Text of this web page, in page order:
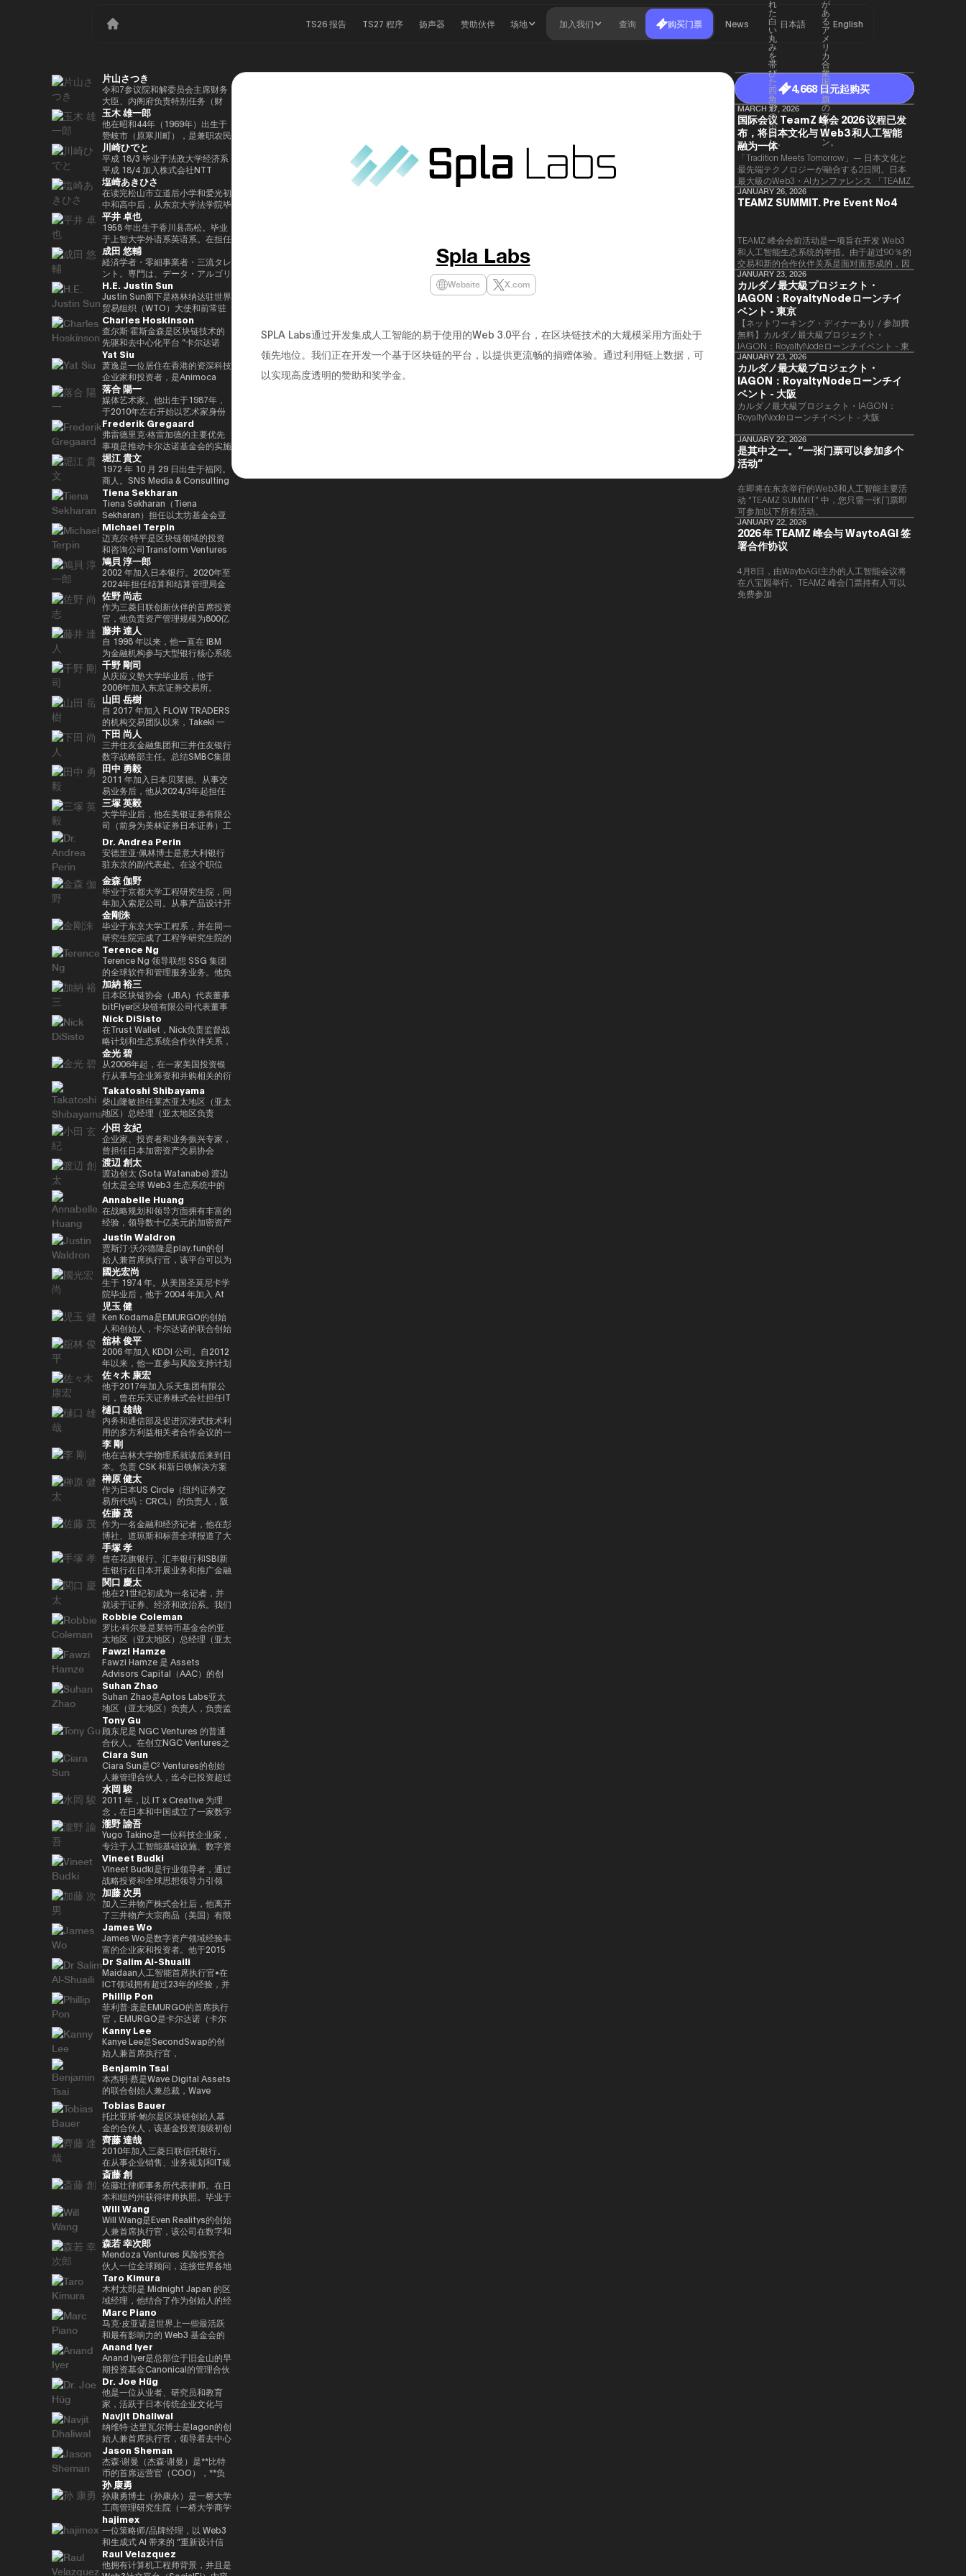
TS26 报告 TS27 程序 扬声器 赞助伙伴 场地 加入我们 查询 购买门票 News 日本語 English
片山さつき
令和7参议院和解委员会主席财务
大臣、内阁府负责特别任务（财
政）税收特别措施和补贴审查的部
长（高志内阁）
玉木 雄一郎
他在昭和44年（1969年）出生于
赞岐市（原寒川町），是兼职农民
的长子，他于昭和63（1988）毕
业于高松高中，平成5年（1993
年）毕业于东京大学法学院，同年
加入财政部 ※1 平成9年（1997
年），在平成完成哈佛大学研究生
院（肯尼迪学院）Isei
17（2005），正在竞选第 44 届
众议院选举。在获得70,177张选
票但以浪人身份失败了4年之后，
他在第45届众议院选举中获得了
109,863张选票，在平成
24（2012）第46届众议院选举中
获得79,153张选票，赢得第二个
任期，在平成26（2014）第47届
众议院选举中获得78,797张选
票，并在平成28（2016）民主党
竞选第三个任期进步党代表选举。
他被任命为该党代理秘书长，在平
成29年（2017年）的第48届众议
院选举中获得82,345张选票，并
当选第四任期（由香川县第二区希
望党正式批准），并竞选希望党联
合代表选举。希望党代表（11
月-）平成30年（2018年）全国民
主党联合代表（5月至9月）全国
民主党代表（9月〜）新国民民主
党通过令和2（2020）支部党成立
并成为代表（9月）（9月），在
令和3（2021）第49届众议院选
举的第49届众议院选举中获得
94,530张选票，当选为众议员到
目前为止，第 5 学期
2025.05.01。8月财政部（现为财
务部）在职1997/7至1999/6借调
至外务省（中东第一司）
20007/2001/6 金融厅证券交易监
督委员会 2001/7 至 2002/6 国税
厅大阪国税局总务科科长 2002/7
至 2005/6（负责特别任务的部长
官专家）2005/7 至 2005/8 财政
部首席审计局
川崎ひでと
平成 18/3 毕业于法政大学经济系
平成 18/4 加入株式会社NTT
DOCOMO 平成 29/8 众议院议员
川崎二郎秘书 玲和 3/10 在第 49
届众议院大选中首次当选 玲和
6/10 在第50届众议院大选中连任
玲和 6/11 内务通信国会副大臣
（第二届石原内阁） Reiwa 7/10
数字部长议会副部长、内阁府议会
副部长（第一届高中内阁） 玲和
8/2 数字部长议会副部长、内阁府
议会副部长（第二届高中内阁）
塩崎あきひさ
在读完松山市立道后小学和爱光初
中和高中后，从东京大学法学院毕
业后，他是长岛/小野/常松律师事
务所的合伙人律师。2021年，他
在众议院大选（爱媛县第一区）中
首次当选。前国会卫生、劳工和福
利部副部长。在党内，在经历过副
秘书长的经历后，他成为国会对策
委员会副主席。情报战略部、科
学、技术和创新战略部以及
AI/Web3小组委员会的秘书负责
人。
平井 卓也
1958 年出生于香川县高松。毕业
于上智大学外语系英语系。在担任
电通株式会社、西日本广播公司等
公司的总裁兼代表董事后，他在
2000年的第42届众议院选举中首
次当选。从那时起，他已经连续
10次当选。他先后担任过自民党
经济、工业和总务部主席、政治事
务研究委员会副主席、内阁府（负
责信息技术）大臣、国土、基础设
施、运输和旅游、内阁常务委员会
主席等职务，并以自民党信息技术
战略和特别任务委员会主席的身份
领导自民党的信息技术政策。平成
30/10年第四届安倍改组内阁中任
命了信息技术大臣和负责特殊任务
（科学和技术/知识产权战略/酷日
本战略/太空政策）的部长。负责
数字改革的部长在Reiwa 2的须贺
内阁中就职。第一任数字事务部长
在Reiwa 3就职。现任自民党公共
关系部主任兼数字社会促进部经
理。
成田 悠輔
経済学者・零細事業者・三流タレ
ント。専門は、データ・アルゴリ
ズム・ポエム・思想を組み合わせ
たビジネスと公共政策の想像とデ
ザイン。多分野の学術誌・学会に
研究を発表、多くの企業や自治体
と共同事業を行う。報道・討論・
お笑い・アート・ファッションな
ど多様な動画や雑誌の企画や出演
にも関わる。著書『22世紀の資
本主義：やがてお金は絶滅する』
『22世紀の民主主義：選挙はア
ルゴリズムになり、政治家はネコ
になる』、番組「成田悠輔と愛す
べき非生産性の世界」「夜明け前
のPLAYERS」「成田悠輔の聞か
れちゃいけない話」「walk」
「書く気がおきない」など。
H.E. Justin Sun
Justin Sun阁下是格林纳达驻世界
贸易组织（WTO）大使和前常驻
代表，世界领先的区块链和
DAOTRON的创始人，以及全球
最大的加密货币交易所之一HTX的
顾问。 他也被称为阿里巴巴创始
人马云培育的人，成为 2025/4 年
全球数字资产行业最著名和最有影
响力的人物之一，登上了《福布
斯》杂志的封面。 此外，它在国
际上获得了高度赞誉，例如多次入
选福布斯 “30岁以下30人（消费技
术部门）”。 2025/8 年，我登上
了 “蓝色起源 NS-34” 任务，并作
为世界上第 712 位宇航员前往太
空。 他的兴趣涵盖科技、投资、
艺术、慈善、游戏和太空探索。
Charles Hoskinson
查尔斯·霍斯金森是区块链技术的
先驱和去中心化平台 “卡尔达诺
（卡尔达诺）” 的创始人。他最初
是以太坊的联合创始人之一，在数
学逻辑和密码学方面有着深厚的背
景。卡尔达诺的特点是在学术研究
和同行评审的基础上开发的，旨在
促进金融普惠和智能合约。目前，
他以输入输出全球（IOG）首席执
行官的身份领导卡尔达诺的技术开
发。
Yat Siu
萧逸是一位居住在香港的资深科技
企业家和投资者，是Animoca
Brands的联合创始人兼执行主
席。Animoca Brands是区块链和
游戏领域的全球领导者，其使命是
为全球游戏玩家和互联网用户提供
数字产权。通过这样做，我们的目
标是实现一个更公平的数字框架，
这将有助于建立新的资产类别、边
玩边赚的经济和开放的元宇宙。
Yat 于 1990 年在德国雅达利开始
了他的职业生涯。1995年，他移
居香港，创立了香港
Cybercity/Freenation，这是亚
洲第一个免费网页和免费电子邮件
服务提供商。1998 年，他创立了
Outblaze，该公司被公认为多语
言白标网络服务的先驱。
Outblaze的消息业务于2009年被
出售给了IBM，然后Outblaze转
变为孵化器，旨在促进在数字娱乐
领域开发服务和产品的项目和公
司。Animoca Brands就是这样一
家孵化公司，它成立于2014年。
2017 年，我们建立了道尔顿学习
实验室，这是一个课后数字实验
室，旨在培养发散思维和设计思维
等技能，而这些技能在传统教育体
系中并不受到重视。他还是
ThinkBlaze的创始人，
ThinkBlaze是Outblaze的研究部
门，负责研究技术中具有社会意义
的问题。自2018年以来，Yat一直
是游戏行业使用区块链和NFT（不
可替代代币）的早期支持者。人们
认为，这将使游戏玩家能够真正拥
有游戏中的资产和数据，进而拥有
价值本身。Yat 对去中心化应用程
序和数字资产的潜力有了清晰的认
识，很快带领 Animoca Brands
在区块链、游戏、NFT 和开放的
元宇宙中占据了领导地位。
Animoca Brands已经开发了多个
以NFT为中心的子公司和产品组，
还投资了540多家区块链相关公
司，以建立世界上最大的区块链投
资组合之一。迄今为止，Yat先生
获得了许多荣誉，并被世界经济论
坛选为 “明日全球领袖” 之一，在
DHL/SCMP大奖中被选为 “年度青
年企业家”，并被Cointelegraph
评选为 “区块链行业值得关注的
100位人物”。此外，Yat先生是一
位接受过古典音乐正规培训的音乐
家，曾担任BAFTA（英国电影电
视艺术学院）的顾问委员会成员和
亚洲青年管弦乐团的董事会成员。
如有必要，可以准备更自然、更精
致的日语版本来介绍演讲者。
落合 陽一
媒体艺术家。他出生于1987年，
于2010年左右开始以艺术家身份
工作。她的作品以物化、转型和对
边界地区群众的钦佩为主题。筑波
大学/东京大学副教授，2025年日
本国际博览会（大阪/关西世博
会）主题项目制作人。写真集《渴
望弥撒（2019年阿曼那）》和
NFT作品《波浪的再数字化
（2021年基金会）》等获得了
2016年PrixarElectronica荣誉
奖、欧盟的StartsPrize和2019年
SXSWCreative
ExperienceArrowardsCreative
ExperienceArrowards。《阿波
罗》杂志40岁以下40位艺术与科
技，亚洲数字艺术奖卓越奖，以及
日本媒体艺术节艺术部评审委员会
推荐的许多作品。
Frederik Gregaard
弗雷德里克·格雷加德的主要优先
事项是推动卡尔达诺基金会的实施
战略，领导每项使命的整合和执
行，并实现快速价值创造，以使用
卡尔达诺实现包容性和公平的增
长。在加入基金会之前，他在瑞士
和斯堪的纳维亚国家工作了17年
以上，在专业服务和金融行业工
作，专注于资本市场、数字资产管
理、私人银行和交易基础设施。
堀江 貴文
1972 年 10 月 29 日出生于福冈。
商人。SNS Media & Consulting
Co., Ltd. 的创始人目前，他们活
跃于火箭开发、应用生产以及作为
预防医学促进协会对人们进行预防
医学教育等各个领域。会员制在线
沙龙 “堀江隆文创新大学（HIU）”
正在开发各种项目，拥有近700名
会员。
http://salon.horiemon.com 这
本书《如果你花钱，就用它来保护
自己的身体》。“CHATGPT 与
“没有未来工作的人”、“2035 年日
本堀右卫门在 10 年后对未来的完
整预测” 等
Tiena Sekharan
Tiena Sekharan（Tiena
Sekharan）担任以太坊基金会亚
太地区（APAC）地区机构负责
人，并通过促进企业领域的采用来
领导以太坊生态系统的发展。他的
职业生涯始于传统金融行业，曾担
任雷曼兄弟、法国巴黎银行和摩根
大通等重要职位。在加入以太坊基
金会之前，我属于摩根大通的区块
链部门KineXYS，负责推广摩根大
通硬币和代币化存款等产品。
Michael Terpin
迈克尔·特平是区块链领域的投资
和咨询公司Transform Ventures
的创始人兼首席执行官，同时也是
Supercycle Genesis Partners,
LP的首席执行官兼首席投资官
（CIO）。该基金是世界上第一个
专门研究比特币的算法加密资产对
冲基金，它建立了一个投资假设，
即比特币每个周期都以高价出售，
并以最低价格回购更多比特币。
Turpin是一位经验丰富的高管，作
为连续创业者和投资者活跃了超过
35年，并成功退出多次。基于这
一往绩，成立了位于波多黎各的家
族办公室Transform Capital。他
也被称为比特币的早期投资者和思
想领袖（思想领袖），他参与了包
括以太坊和泰达币在内的重大区块
链项目的初始营销和咨询。由于这
些成就，它被CNBC称为 “加密教
父（加密教父）”。BitAngels 于
2013 年共同创立，BitAngels
Fund 1 于 2014 年共同创立。该
基金以以太坊众筹中以每枚代币
30美分的价格投资100万美元而闻
名。图尔平也是2015年开发了 “比
特币四季模型（比特币的四季）”
的人，他于2024年由天马出版社
出版的《比特币超级周期》一书获
得了高度赞誉，并因准确预测
2024/11年初比特币的历史高点更
新而受到关注。在进入数字资产领
域之前，他创立了Market
Wire（现为GlobeNewsWire）。
该公司目前是阿波罗环球管理旗下
的一个业务部门，规模约为5亿美
元。此外，作为消费互联网早期营
销的先驱，他参与了数十个著名互
联网品牌的发展，首先是The
Motley Fool、America Online
Greenhouse和Earthlink的推出。
作为教育背景，她获得了纽约州立
大学布法罗分校的创意写作硕士学
位。他获得了雪城大学的两个学士
学位，自2000年以来，他还曾在
同一所大学担任著名的纽豪斯公共
传播学院的顾问委员会成员。此
外，Turpin被认为是波多黎各比特
币和加密资产社区的先驱，并于
2016年初获得了该领域的第一份
投资者优惠认证（《投资者法
令》）。
鳩貝 淳一郎
2002 年加入日本银行。2020年至
2024年担任结算和结算管理局金
融科技小组负责人。2024-2025
年，金融科技中心副主任兼数字货
币验证组负责人。他从 2025/7 年
起被借调，目前担任现任职务。自
2025/4以来，他一直是东京大学
经济学研究生院CARF的受邀研究
员。翻译内容包括 “比特币和区块
链：支持加密货币的技术”（NTT
Publishing）和 “掌握以太坊——
构建智能合约和去中心化应用程
序”（O'Reilly Japan）。合著了
《Web3的未解决问题》（日经英
国石油公司）和《13人对Web3加
密资产的未来预测》（朝日新闻出
版社）。
佐野 尚志
作为三菱日联创新伙伴的首席投资
官，他负责资产管理规模为800亿
日元的基金中的创业投资和业务发
展，主要是在日本、美国和亚洲。
在加入MUIP之前，他曾在独立风
险投资公司Global Brain参与国内
和国际创业投资和CVC管理。在
此之前，他在索尼担任品类经理，
经营海外业务，负责为技术投资和
合资设立以及零售能源业务等新业
务项目提供资金。
藤井 達人
自 1998 年以来，他一直在 IBM
为金融机构参与大型银行核心系统
开发和咨询服务。在微软工作后，
他参与了三菱日联金融集团的创新
业务并领导了DX项目。在AU
Financial Holdings担任执行官、
首席数字官和IT总经理以及微软的
业务执行官兼金融创新部门经理之
后，他目前担任现任职务。通用公
司协会 FINOVATORS 成立。
2021年被任命为日本区块链协会
理事。毕业于同志社大学，在东京
大学完成了第17次EMP。
千野 剛司
从庆应义塾大学毕业后，他于
2006年加入东京证券交易所。
2008年金融危机后，他参与了债
务违约管理流程改进项目，领导了
日本证券清算组织的场外衍生品
（信用违约互换和利率互换）结算
项目，并负责日本交易所集团清算
结算领域的业务规划。自2016年
以来，我一直在PWCJapan首席
执行官办公室（企业规划）支持领
导团队的战略讨论。2018/7年，
他加入了运营全球加密资产交易所
Kraken的Payward, Inc.（美
国），并为金融服务局的注册做出
了贡献。从2020/3年起，他就任
公司在日本的代表。2022/7 年，
他就任币安驻日本代表。完成了牛
津大学工商管理硕士（MBA）学
位。
山田 岳樹
自 2017 年加入 FLOW TRADERS
的机构交易团队以来，Takeki 一
直为机构投资者提供流动性服务，
通过大宗交易覆盖包括 ETF、国
际债券及数字资产在内的多种资产
类别，工作地点涵盖新加坡及香
港。 他同时负责日本业务的整体
发展，与日本国内的机构投资者、
ETF 发行方、交易平台、证券交
易所以及加密资产交易所保持密切
合作。 FLOW TRADERS 已连续
多年获得东京证券交易所颁发的
“最佳做市商”奖项。作为一家上市
公司，FLOW TRADERS 亦积极参
与包括现货加密资产及加密资产
ETF 在内的数字资产流动性提
供，致力于连接传统金融与数字资
产行业。
下田 尚人
三井住友金融集团和三井住友银行
数字战略部主任。总结SMBC集团
在数字资产方面的工作。日本银行
结算与结算服务局顾问，任期至
2025/6。结算与结算管理局利用
新技术（Project Agora等）参与
规划和推广先进的结算项目，以及
关于人工智能对金融系统的影响的
国际研究。他还参与了各种国际政
策讨论机构，例如国际清算银行结
算市场基础设施委员会
（CPMI）、七国集团数字支付专
家组（2023年联席主席）、金融
稳定委员会（FSB）创新网络和
BIS/中央银行CBDC小组。在日本
银行，他还先后担任过长崎分行经
理、香港办事处经理、金融机构局
国际科科长（负责巴塞尔监管）、
国际局规划师等职务。在财务省，
他作为国际组织司的规划官负责国
际金融（FATF、FSB等）。毕业
于一桥大学法学院。我在哈佛大学
攻读了计算机科学专业 AI。
田中 勇毅
2011 年加入日本贝莱德。从事交
易业务后，他从2024/3年起担任
贝莱德全球市场经理，负责监督交
易、证券借贷和现金管理。他还曾
在日本的数字战略领域工作。自
2025 年 1 月起，他还担任全球产
品解决方案部，负责监督同一部门
的过渡管理。
三塚 英毅
大学毕业后，他在美银证券有限公
司（前身为美林证券日本证券）工
作，在法国巴黎银行证券有限公司
担任多个职位后，他成为全球市场
管理部的首席运营官。在Web3公
司Animoca Brands Co., Ltd.成
立时担任首席运营官后，他自
2024/3年以来一直担任现任职
务。
Dr. Andrea Perin
安德里亚·佩林博士是意大利银行
驻东京的副代表处。在这个职位
上，我负责日本、韩国、台湾、澳
大利亚和新西兰的经济政策讨论和
宏观经济和金融趋势的分析。我们
还努力通过与当地金融和监管机
构、机构投资者和商界的对话，增
进对意大利经济的理解，进一步加
强两国之间的经济和金融关系。他
在中央银行、银行监管机构以及包
括欧洲中央银行（ECB）和欧洲投
资银行（EIB）在内的国际金融机
构拥有超过15年的经验，在金融
监管、治理和合规方面拥有深厚的
专业知识。我获得了罗马托尔维加
塔大学关于健全监管和监管机构制
裁权限的法学博士学位。
金森 伽野
毕业于京都大学工程研究生院，同
年加入索尼公司。从事产品设计开
发、产品策划和营销工作。之后，
我以互联网证券和经验丰富的客户
体验、CX策略推广等方式推出了
一项新的金融科技业务。于2022
年加入索尼银行，目前正在以索尼
银行DX业务规划经理的身份推广
与Web3相关的新业务规划。
金剛洙
毕业于东京大学工程系，并在同一
研究生院完成了工程学研究生院的
课程。加入花旗证券有限公司，从
事日本政府债券和利率衍生品的交
易业务。之后，他加入了松尾实验
室株式会社，一直负责机器学习项
目的规划、PoC 和开发。他于
2022年就任公司董事，还成立了
一个专门研究生成式人工智能的新
风险投资基金。
Terence Ng
Terence Ng 领导联想 SSG 集团
的全球软件和管理服务业务。他负
责推动战略性微软云解决方案提供
商 (CSP) 计划，并与微软合作推
进整体相关服务解决方案。他在安
全、软件、云和人工智能生态系统
领域领导全球市场的重要战略合作
伙伴关系和销售。 自2011年加入
联想以来，Terence Ng领导了联
想与安全、娱乐、电子商务和金融
科技等领域的领先互联网公司的全
球合作伙伴关系。它还促进了
AR/VR的战略合作伙伴关系。
Terence Ng 在索尼电子、惠普、
Navteq 公司和诺基亚等领先科技
品牌的营销、产品开发和业务开发
方面拥有 20 多年的经验。他在技
术行业的领先业务战略方面有着良
好的记录。 Terence Ng 拥有新加
坡南洋理工大学的商业研究学士学
位。他目前居住在新加坡，是区块
链和人工智能技术的狂热粉丝。
加納 裕三
日本区块链协会（JBA）代表董事
bitFlyer区块链有限公司代表董事
高盛证券有限公司等，他在
2014/1年共同创立了bitFlyer有限
公司。 自bitFlyer成立以来，它一
直在努力就国内法律的修订提出建
议，制定自我监管规则等，并先后
担任加密资产（虚拟货币）交易公
司bitFlyer USA, Inc.的首席执行官
和bitFlyer EUROPE S.A.的董事
长，从全球角度为加密资产（虚拟
货币）交易所行业的发展做出了贡
献。目前，除了担任成立于
2019/5年的bitFlyer区块链有限公
司的代表董事外，他还担任日本区
块链协会（JBA）的代表董事、一
般注册协会日本元界顾问、
ISO/TC307全国审议委员会代表
委员会成员和国防部意见领袖。
他们还以专家身份参加了2018年
七国集团就业创新部长级会议、
2019年G20/V20虚拟资产服务提
供商峰会以及由内阁秘书处主办的
公私数据利用促进基本计划执行委
员会等，并雄心勃勃地致力于
web3行业的发展。
Nick DiSisto
在Trust Wallet，Nick负责监督战
略计划和生态系统合作伙伴关系，
这些举措和生态系统合作伙伴关系
对该平台的增长和用户体验至关重
要。 他的努力涵盖了广泛的重要
领域，例如DeFi合作伙伴关系、
法定货币开/关通道、MEV（最大
提取价值）措施和核心基础设施合
作伙伴关系，旨在为全球数百万用
户提供更易于使用、安全和可扩展
的加密资产。Nick 正在用户体验
和区块链技术的交叉点推动创新，
同时与产品、安全、工程和营销等
各个部门密切合作。Nick 专注于
“将代码转化为现实世界的价值”，
正在将自托管钱包发展为下一代金
融基础设施方面发挥作用，并正在
塑造其未来。
金光 碧
从2006年起，在一家美国投资银
行从事与企业筹资和并购相关的衍
生结构设计工作达10年。2016年
加入bitFlyer有限公司后，他曾担
任首席财务官和公关，负责与金融
监管相关的系统开发。自2022年
以来，他一直负责新业务，目前是
集团首席采购官。从2025年起担
任Custodiem有限公司的董事，
他推动了国内加密资产ETF的形成
项目等。
Takatoshi Shibayama
柴山隆敏担任莱杰亚太地区（亚太
地区）总经理（亚太地区负责
人）。它监督为Web3行业和机构
投资者提供数字资产安全解决方案
的情况。到目前为止，他作为分析
师和投资者一直活跃在企业振兴和
不良投资领域超过17年。在摩根
大通和高盛等投资银行开始职业生
涯后，他加入了美国对冲基金戴维
森·肯普纳资本管理公司。之后，
他与他人共同创立了总部位于新加
坡的投资基金3D Investment
Partners。此外，在为数字资产提
供抵押管理和托管服务的
Copper，他曾担任亚太地区收入
经理（亚太区收入主管），并领导
了公司在亚太地区的业务增长。
小田 玄紀
企业家、投资者和业务振兴专家，
曾担任日本加密资产交易协会
（JVCEA）的代表董事（主
席）、SBI Holdings的董事总经
理和Bitpoint Japan Co., Ltd的
代表董事。自2001年成立自己的
公司以来，我们已经开展了各种业
务。2016年，他创立了加密货币
交易所Bitpoint并成为其首席执行
官。2019年，他被世界经济论坛
选为全球青年领袖。
渡辺 創太
渡边创太 (Sota Watanabe) 渡边
创太是全球 Web3 生态系统中的
先驱力量，也是日本最具影响力的
科技企业家之一。作为 Startale
Group 的创始人兼 CEO，渡边致
力于构建去中心化互联网的基础设
施，其核心使命是“将世界带入链
上（bringing the world
onchain）”。 渡边因领导日本最
大的公共区块链 Astar Network
而声名鹊起，该网络已成为日本
Web3 基础设施的基石。渡边职业
生涯的一个重要里程碑是与索尼集
团合作，通过 Sony Block
Solutions Labs 共同开发了以太
坊二层（Layer-2）区块链——
Soneium。这一举措将日本的区
块链技术定位在消费娱乐、人工智
能和大众普及的交汇点。 在代币
化数字资产和现实世界金融领域，
渡边主导了与 SBI Holdings 的战
略合作伙伴关系，以推进创新基础
设施建设，其中包括完全合规的日
元稳定币，以及针对代币化股票和
现实世界资产（RWA）优化的区
块链开发。
Annabelle Huang
在战略规划和领导方面拥有丰富的
经验，领导数十亿美元的加密资产
平台
Justin Waldron
贾斯汀·沃尔德隆是play.fun的创
始人兼首席执行官，该平台可以为
每款游戏提供即时的真实奖励。此
外，除了作为Playco的联合创始
人兼总裁外，我们还投资于有前途
的日本初创企业，这些初创公司有
望作为涩谷区政府发起的涩谷创业
支持计划的顾问以及X&KSK的合
作伙伴。 他还以天使投资者的身
份活跃，投资了60多家公司，尤
其以Zynga的联合创始人而闻名。
2021年，它被《商业内幕》选为
“前100名种子投资者” 之一。
國光宏尚
生于 1974 年。从美国圣莫尼卡学
院毕业后，他于 2004 年加入 At
Movie Co., Ltd.同年，他就任导
演，负责制作电影和电视剧以及开
展新业务。龟尾株式会社成立于
2007年，担任总裁兼首席执行官
一职。他于2021年从公司退休，
成为金融家有限公司的代表董事兼
首席执行官，该公司于2019年与
ThirdVerse有限公司共同成立。
他的书是《元界与网络3》（MDN
公司）。
児玉 健
Ken Kodama是EMURGO的创始
人和创始人，卡尔达诺的联合创始
人之一，也是世界领先的区块链平
台之一。凭借在加密货币和区块链
领域超过十年的经验，他通过深厚
的专业知识和长期愿景考虑了该行
业的发展。他的使命是通过区块链
技术重新定义信任和价值的概念，
加速实现下一代金融创新。Ken总
部设在新加坡，领导EMURGO考
虑发展全球金融价值链，并考虑加
入专注于技术和创新投资的风险投
资基金Taisu Ventures的投资委
员会。
舘林 俊平
2006 年加入 KDDI 公司。自2012
年以来，他一直参与风险支持计划
KDDI_Labo、风险投资基金和
KDDI开放创新基金，主要负责体
育、娱乐、XR和Web3领域的投
资和联盟。自2025/4以来，他一
直担任现任职务。
佐々木 康宏
他于2017年加入乐天集团有限公
司，曾在乐天证券株式会社担任IT
部门经理兼金融科技部副总经理，
自2018/9以来一直担任该公司的
现任职务。目前，正在推广各种措
施，以帮助提高整个国内加密资产
行业的安全水平。毕业于东京工业
大学研究生院。
樋口 雄哉
内务和通信部及促进沉浸式技术利
用的多方利益相关者合作会议的一
名成员在大学毕业后在一家信用卡
公司找到了一份工作。我在 2006
年转到了雅虎，在制定业务战略和
负责媒体和广告领域的支付/银行
服务方面积累了丰富的经验。他被
借调到日本网络银行（现为
PayPay银行），启动了商业金融
服务，并从事企业管理和营销业
务。他还负责Megabank和雅虎之
间的数字营销子公司（JV）的董
事。之后，他在DeNA和
MobilityTechnologies（现为
GO）从事MaaS业务，并参与了
GO的发布阶段。实施了多个项目
负责人。2021年加入NEC后，他
负责新的数字服务业务，例如
web3、生物识别、元宇宙和秘密
计算。
李 剛
他在吉林大学物理系就读后来到日
本。负责 CSK 和新日铁解决方案
的思科网络的设计和建设。2009
年，他创立了网星并担任总裁兼首
席执行官一职。自成立以来，它一
直专注于国际通信网关业务，并一
直在利用支付x技术的力量进行市
场创造和行为创新。
榊原 健太
作为日本US Circle（纽约证券交
易所代码：CRCL）的负责人，阪
木原健太负责监督日本的业务战略
和市场发展。它促进了国内合作伙
伴关系的建设和生态系统的扩展，
并领导了USDC的国内扩张，这是
日本新监管框架下批准的第一个稳
定币。在加入 Circle 之前，他曾
在 Google Payments 担任合作
伙伴关系和业务发展方面的领导职
务。他促进了与代表日本的支付和
金融科技公司的战略联盟，除了负
责产品合作和市场战略规划外，他
还领导了澳大利亚和新西兰的市场
发布。此外，它领导了日本金融科
技公司的收购和采购经理人指数
（收购后整合），为加强谷歌在金
融科技领域的影响力做出了贡献。
在此之前，他负责监督美洲的全球
现金管理平台，并在三井住友银行
和JRI America（纽约）向巴西市
场扩张。他在传统金融和技术方面
拥有丰富的经验。获得欧洲工商管
理学院工商管理硕士学位。毕业于
南山大学政策管理学院。
佐藤 茂
作为一名金融和经济记者，他在彭
博社、道琼斯和标普全球报道了大
约18年的金融市场和大宗商品领
域。他作为日本CoinDesk的创始
成员参与了此次发布会，并担任了
4年的主编。他于2025/1年加入日
本超级队，担任业务发展支持经
理，自2026/1年以来一直担任现
任职务。
手塚 孝
曾在花旗银行、汇丰银行和SBI新
生银行在日本开展业务和推广金融
IT项目。之后，他监督了谷歌日本
的销售，并以字节跳动
（TikTok）副总裁的身份领导了
日本的业务增长。目前，作为
Startale Japan的首席执行官兼首
席执行官，他正在促进在日本市场
商业中使用区块链技术。
関口 慶太
他在21世纪初成为一名记者，并
就读于证券、经济和政治系。我们
与Kabutocho、Kasumigaseki和
Nagatacho一起从多角度报道金
融和市场。自 2020 年起担任金融
科技编辑。自25年起担任《日经
财经》副主编。合著了《加密货币
泡沫》和《NFT 教科书》。
Robbie Coleman
罗比·科尔曼是莱特币基金会的亚
太地区（亚太地区）总经理（亚太
地区负责人）。自2017年以来，
该非营利组织一直专注于莱特币
（LTC）的推广、开发和生态系统
的发展。Robbie在数字资产/加密
资产（加密）领域工作了11年，
并支持了全球交易所、钱包、隐私
工具以及莱特币基金会活动之外的
各种项目的建立、共同创立和启
动。作为亚太区总经理，Robbie
负责与该地区的机构投资者、监管
机构和政府建立关系并扩大莱特币
的影响力。此外，他还代表莱特币
出席会议、峰会和媒体，除了在工
作量证明峰会、AusCrypto、区
块链中心和莱特币峰会上发表主题
演讲外，他还出现在CIS、Token
2049等的炉边和小组讨论会上。
此外，在Web3邻近区域，他共同
创立了马来西亚新银行（收购）和
电子钱包。此外，他还曾在多家初
创企业担任金融科技、医疗技术、
人工智能企业等战略顾问的重要职
务。
Fawzi Hamze
Fawzi Hamze 是 Assets
Advisors Capital（AAC）的创
始人兼董事长。AAC 是一家国际
投资与咨询控股集团，在东京与阿
联酋之间开展业务。AAC 负责管
理一系列专业机构的投资组合，业
务涵盖房地产投资、金融咨询、数
字资产基础设施以及科技创业项
目，致力于为希望在亚洲和海湾地
区获得结构化投资机会的国际投资
者和机构提供支持。 Hamze 在国
际金融和跨境交易领域拥有超过
15年的经验，与参与全球资本配
置和战略投资项目的私人投资者、
家族办公室以及机构合作伙伴保持
密切合作。 他的工作重点在于传
统资本市场与新兴数字基础设施的
融合，包括现实世界资产
（RWA）框架、基于区块链的投
资平台，以及机构进入不断发展的
Web3 生态系统的通道。 Hamze
还经常参与国际金融科技和 Web3
领域的讨论，围绕全球资本市场未
来架构以及区块链技术如何融入受
监管的金融体系发表见解。
Suhan Zhao
Suhan Zhao是Aptos Labs亚太
地区（亚太地区）负责人，负责监
督Aptos的区域战略、业务增长和
战略合作伙伴关系，Aptos是一款
面向机构投资者的高性能公共第一
层区块链。在加入Aptos Labs之
前，他在Ripple Labs领导了亚太
地区的重大战略合作伙伴关系和市
场网络扩张，并在与金融机构、银
行和企业公司密切合作的同时，促
进了区块链的社会实施和传播。在
他职业生涯的早期，他曾在摩根大
通和标普环球工作，并在新加坡和
伦敦积累了企业银行和大宗商品市
场的专业知识。
Tony Gu
顾东尼是 NGC Ventures 的普通
合伙人。在创立NGC Ventures之
前，他是跨境收购咨询公司
Rhodium Capital的普通合伙
人。Tony专注于北亚国家的大规
模收购交易，并在科技、金融服务
和消费领域完成了多笔交易，总交
易额超过10亿美元。
Ciara Sun
Ciara Sun是C² Ventures的创始
人兼管理合伙人，迄今已投资超过
150万美元，专注于帮助开发人员
构建和扩展下一代Web3应用程
序。在成立C² Ventures之前，他
曾担任火币集团副总裁，负责监督
全球业务发展、全球市场、机构投
资者部门、合作伙伴关系、区块链
项目上市、孵化和投资部门。作为
区块链领域的领先女性领导者，
Ciara受邀参加世界各地的活动。
她在推特上拥有超过20万粉丝，
她被描述为 “来自亚洲的全球女性
加密货币领袖”。她还是性别平等
的坚定支持者，并成立了非政府组
织 “Women Who Crypto”。
水岡 駿
2011 年，以 IT x Creative 为理
念，在日本和中国成立了一家数字
营销机构。2017年，他与他人共
同创立了定制手表制造商
UNDONE JAPAN。被任命为总裁
兼首席执行官。他还担任多家公司
的技术顾问。 2019/11 年，
UPBOND Co., Ltd. 成立。被任命
为总裁兼首席执行官。该公司提供
了一款Web3钱包 “UPBOND钱
包”，它实现了消费者可以轻松使
用的用户界面/用户体验。此外，
我们正在与在知识产权行业、建筑
行业、零售行业等领域开展先进举
措的大型公司认真推进一项利用
Web3 的共同创造项目。
瀧野 諭吾
Yugo Takino是一位科技企业家，
专注于人工智能基础设施、数字资
产和下一代金融系统的融合领域。
2025/6年，我就任艾尔有限公司
（东京证券交易所：2334）的总
裁兼首席执行官。目前，该公司正
在发展成为一个以人工智能计算基
础设施和加密原生金融服务为中心
的技术平台。此外，我们正在推广
人工智能时代的新金融平台 “Neo
Crypto Bank” 的概念，我们的目
标是整合加密资产资金管理、贷款
基础设施和可编程金融应用程序。
展望人工智能代理参与经济活动的
未来，我们正在努力建立基于区块
链的下一代金融基础设施。
Vineet Budki
Vineet Budki是行业领导者，通过
战略投资和全球思想领导力引领
Web3行业的增长。 作为专门从事
1亿美元加密资产的基金Sigma
Capital的首席执行官，他设定了
在对去中心化生态系统的坚定承诺
下，在3年内投资100多家区块链
初创公司的目标。到目前为止，投
资组合包括300多个项目，包括
Mysten Labs（Sui）、Gunzilla
和Peaq Network，这些项目显示
了对变革性技术的敏锐见解。除了
提供资金外，Budki还是一位享誉
全球的演讲者，曾在世界经济论坛
和币安区块链周等国际活动中登
台。他对市场趋势和区块链传播的
看法引起了《泰晤士报》、
《CoinDesk》和《中东企业家》
等主要媒体的关注。此外，通过社
交媒体上的积极沟通，其影响力进
一步扩大。它强调Web3的长期潜
力，而不是短期利润，并正在促进
对重新定义世界应有方式的初创企
业的投资。 基于 “Web3 是未来”
的坚定信念，Budki 是去中心化技
术发展的重要推动力。**Vineet
Budki（Vineet Budki）**是一位
行业代表，他通过战略投资和全球
思想领导力推动Web3领域的增
长。 作为专门从事1亿美元加密资
产的基金Sigma Capital的首席执
行官，他设定了在对去中心化生态
系统的坚定承诺下，在3年内投资
100多家区块链初创公司的目标。
到目前为止，投资组合包括300多
个项目，包括Mysten
Labs（Sui）、Gunzilla和Peaq
Network，这些项目显示了对变
革性技术的敏锐见解。除了提供资
金外，Budki还是一位享誉全球的
演讲者，曾在世界经济论坛和币安
区块链周等国际活动中登台。他对
市场趋势和区块链传播的看法引起
了《泰晤士报》、《CoinDesk》
和《中东企业家》等主要媒体的关
注。此外，通过社交媒体上的积极
沟通，其影响力进一步扩大。它强
调Web3的长期潜力，而不是短期
利润，并正在促进对重新定义世界
应有方式的初创企业的投资。 基
于 “Web3 是未来” 的坚定信念，
Budki 是去中心化技术发展的重要
推动力。
加藤 次男
加入三井物产株式会社后，他离开
了三井物产大宗商品（美国）有限
公司首席执行官、英国三井物产大
宗商品有限公司首席运营官、三井
物产总部产品市场经理、数字资产
市场专职总监。数字大宗商品总裁
兼首席执行官，三井物产株式会社
企业发展部主任，于2023/12年离
开三井物产株式会社，目前担任现
任职务。熟悉全球大宗商品交易。
James Wo
James Wo是数字资产领域经验丰
富的企业家和投资者。他于2015
年创立了DFG，管理的资产超过
10亿美元。他还是Ledger、
Coinlist、Circle和ChainSafe等
公司的早期投资者。它也被称为
Polkadot和Kusama Network的
早期投资者和支持者，并通过资本
分配、捐赠和对平行链拍卖的积极
支持，继续为生态系统做出重大贡
献。
Dr Salim Al-Shuaili
Maidaan人工智能首席执行官•在
ICT领域拥有超过23年的经验，并
获得了ICT（AI/DX）领域的博士
学位（PhD）•全球人工智能大使
（责任人工智能全球理事会/美
国）•国际全球ICT联合会
（IFCGICT/美国/美国）专业会员
•国际电联认证人工智能审计师
（注册人工智能审计师）•世界人
工智能理事会（加拿大）认证首席
人工智能官（首席人工智能官）)
• 海湾学院董事会（董事会）成员
• 阿曼商会数字经济和人工智能委
员会成员 • GCC（海湾合作）会
议）人工智能项目和人工智能国际
奖评审团成员 • 大学和学术顾问委
员会成员（SQU、AOU、索哈尔
大学）• 在全球首席信息官峰会
（泰国，2022年）上获得数字化
转型激励奖 • 全球首席信息官峰会
（阿塞拜疆，于（2023 年）获得
影响力开拓者奖 • 参与国家级人工
智能项目并促进技术本地化 • 提供
有关人工智能和数据 DX 的专业培
训 • 领导并参与了多个项目与电子
政务、数字化转型、人工有关情报
和第四次工业革命（采矿、智慧城
市、医疗保健、教育、旅游、农
业、物流/运输、风险和危机管
理、媒体领域）• 参加了各种国际
和国内会议、峰会、研讨会和活动
• 作为作者参与研究论文、书籍、
杂志和媒体节目
Phillip Pon
菲利普·庞是EMURGO的首席执行
官，EMURGO是卡尔达诺（卡尔
达诺）区块链的联合创始组织之
一。EMURGO正在促进区块链技
术和资产代币化的商业传播。作为
首席执行官，Philip负责监督
EMURGO的总体战略方向和全球
运营，并领导通过投资、合作伙伴
关系和基础设施开发将传统金融与
区块链连接起来的工作。
Kanny Lee
Kanye Lee是SecondSwap的创
始人兼首席执行官，
SecondSwap是一个去中心化市
场，可以对锁定代币和流动性较低
的资产进行二次交易。 作为首席
执行官，坎耶先生监督
SecondSwap战略愿景和产品开
发的执行，并正在促进创新，以增
加Web3市场的可持续流动性和可
及性。
Benjamin Tsai
本杰明·蔡是Wave Digital Assets
的联合创始人兼总裁，Wave
Digital Assets是一家在美国证券
交易委员会（SEC）注册的数字资
产管理公司。他负责监督公司的产
品开发和交易。他会说三种语言，
母语是虚拟货币，也是传统金融领
域的资深人士。Ben在新加坡美林
大宗商品公司拥有超过15年的高
级领导经验，并曾担任该公司的首
席执行官。此外，在Alliance
Bernstein，他负责监督东京、香
港、新加坡、首尔和台北的盈利分
销团队，领导业务战略。Ben曾投
资并指导过南加州的早期创业公
司。他拥有多个证券执照，并获得
了加州大学伯克利分校的工程学士
学位和加州大学洛杉矶分校安德森
管理学院的工商管理硕士学位。我
目前在同一所大学教授加密货币金
融。
Tobias Bauer
托比亚斯·鲍尔是区块链创始人基
金的合伙人，该基金投资顶级初创
公司并建立企业。他是500家初创
公司、APX、PlugandPlay、纽约
NUMA和Alchemist Accelerator
的创业导师，也是Republic的风
险合伙人。他曾在Chin
Accelerator的投资团队工作，
Chin Accelerator是SOSV在中国
运营的全球精英加速器项目，管理
的资产管理规模超过9.07亿美元。
此外，他在泰国为德国政府工作，
并作为NSTF招聘会的共同组织者
帮助学生建立职业生涯，该博览会
吸引了110万名参观者。过去，我
曾在9个国家的15个城市生活过，
并且精通中文、英语和德语。
Tobias以优异成绩获得了新加坡
国立大学和清华大学的管理学硕士
+CEMS管理硕士学位，以及因斯
布鲁克管理中心和西南财经大学的
管理和法律学士学位。
齊藤 達哉
2010年加入三菱日联信托银行。
在从事企业销售、业务规划和IT规
划之后，金融科技促进办公室于
2016年成立，是三菱日联信托银
行数字战略规划和推广的第一位负
责人。作为 “连续内部企业家（连
续内部企业家）”，他将推出一个
信息银行平台 “Dprime”、一个数
字证券平台 “Progmat”、一个稳
定币平台 “Progmat Coin”、一个
功能性的NFT平台 “Progmat
UT”，以及一个有许多组织成员的
“数字资产共同创造联盟”。2022
年，宣布通过多家金融机构、交易
所和软件公司的投资，数字资产基
础设施业务将成为一家独立公司，
并于2023/10年度成为该公司的代
表。8项专利注册。
斎藤 創
佐藤壮律师事务所代表律师。在日
本和纽约州获得律师执照。毕业于
东京大学法学院和纽约大学法学
院。在西村朝日律师事务所主要从
事金融领域（证券化、基金、衍生
品等）业务之后，目前的办公室于
2015年独立成立。它专门研究
Web3、金融科技、元界和初创公
司。他的书包括《NFT 教科书》
和《提前阅读！元界和非同质化代
币” 等。他曾担任日本区块链协会
顾问、日本STO协会审计师、日
本元界综合公司协会审计师、金融
科技协会资本市场部秘书处、
HashPort审计师和前bitFlyer外部
董事。《海外钱伯斯亚太》、《最
佳律师律师》和《Legal500》均
被评为日本金融科技律师。
Will Wang
Will Wang是Even Realitys的创始
人兼首席执行官，该公司在数字和
物理世界交汇的领域开发下一代显
示型智能眼镜。成立于 2023 年，
Even Reality “技术不应走到最前
沿；它应该悄悄地支持人们的日常
生活。” 它基于以人为中心（以人
为中心）的理念。这一理念也反映
在广受好评的 Even G1 和 G2 显
示屏智能眼镜的设计中。 在这些
产品中，人工智能是实时工作的，
自然会支持重要的对话，创造人们
可以阐明想法、自信地沟通以及专
注于工作和日常生活中的 “当下”
的体验。
森若 幸次郎
Mendoza Ventures 风险投资合
伙人一位全球顾问，连接世界各地
的家族办公室、风险投资公司和科
技公司，以促进下一代人工智能和
Web3 创新。他是门多萨风险投资
公司的风险合伙人，该公司投资于
位于波士顿和旧金山的人工智能、
金融科技和网络安全领域，还担任
总部位于瑞士和非洲的专门从事人
工智能和Web3领域的风险投资公
司CV VC的顾问。目前，他参与
支持全球10多家公司的风险投
资。此外，他还担任联合国：
Block（拉脱维亚）、WAIB摩纳
哥峰会（摩纳哥）、VI3NNA 大会
（奥地利）、世界风险论坛（奥地
利）等区块链和创新领域的国际会
议的大使，并参与连接世界各地创
业生态系统的活动。在2013年完
成哈佛商学院（PLD）学业后，他
获得了研究生资格。
Taro Kimura
木村太郎是 Midnight Japan 的区
域经理，他结合了作为创始人的经
验、企业进入市场 (GTM) 领导层
和国际业务经验。目前，他负责监
督Midnight在日本市场的战略，
并正在促进GTM、企业协作、社
区发展和生态系统传播。在迄今为
止的职业生涯中，我积累了在快速
成长的初创公司和跨国公司的经
验。作为 Mycel 的联合创始人，
他领导了全球 GTM、合作伙伴关
系、投资者支持和下一代互操作性
基础设施协议的运营。在进入
Web3 行业之前，他曾在
LinkedIn 担任全球企业销售总
监，与日本主要跨国公司建立战略
合作伙伴关系，并推动大规模的
SaaS 实施项目。它还参与了生态
系统的发展，例如dYdX、SEI、
EclipseFi和Umi Network。我出
生在日本，在印度尼西亚长大，会
说三种语言：英语、日语和印尼
语。从上智大学毕业后，她在
NTT Communications从事全球
网络运营工作，然后将自己的职业
Marc Piano
马克·皮亚诺是世界上一些最活跃
和最有影响力的 Web3 基金会的
独立董事（独立唱片总监）和顾
问。在数字资产生态系统的顶层，
值得信赖的是，它可以监督治理、
合规和长期可持续性。Marc 的职
业生涯以法律为基础，此前曾在一
家大型离岸律师事务所担任法律顾
问（法律顾问），并积极担任该公
司全球 Web3 业务的核心设计
师。作为该领域的权威，它受到主
要法律目录的高度重视。凭借如此
扎实的法律界背景和多年的一线咨
询经验，Marc拥有罕见的监管策
略师和董事会级州长的双重职位。
Marc的专业知识也得到了他对行
业知识基础的重大贡献的支持。除
了为英格兰和威尔士律师协会（英
格兰和威尔士律师协会）（2020-
2023）共同创立了 “区块链法律事
务/监管指南”（2020-2023）外，
他还为英属维尔京群岛 “信托和基
Anand Iyer
Anand Iyer是总部位于旧金山的早
期投资基金Canonical的管理合伙
人，专注于投资人工智能、机器人
和加密资产等前沿技术。艾尔是一
位在硅谷拥有多年经验的资深人
士。他的职业生涯始于 2005 年在
微软担任产品经理，然后创立了
Trusted。该公司于2018年被上
市公司Care收购。之后，他们加
入了光速，并作为风险合伙人参与
了Phantom、Alchemy、
Arbitrum和Mysten等区块链相关
公司。作为教育背景，他获得了普
渡大学的计算机工程学位。
Dr. Joe Hüg
他是一位从业者、研究员和教育
家，活跃于日本传统企业文化与
Web3 和 AI 等尖端技术交汇的领
域。在信息管理创新专业大学
（IU）担任创业实践教授期间，作
为TEDxInnovationU的首席组织
者和被许可人，她还促进跨代和跨
领域的知识共享。通过为三菱和富
士通等跨国公司提供咨询经验，积
累有关企业创新和数字化转型
（DX）的实用知识。从中小型企
业到大型企业，我们提供了支持，
在利用我们的文化优势的同时，战
略性地引入新技术。此外，通过在
创始人研究所和Techstars等国际
加速器的指导经验，他还在连接日
Navjit Dhaliwal
纳维特·达里瓦尔博士是Iagon的创
始人兼首席执行官，领导着去中心
化云服务行业。达里瓦尔博士拥有
创立和经营多家成功公司的经验，
例如Mjösa Tannklinikk、Arbo
Lab AS和CanPol AS，是一位久
经考验的连续创业者。我曾就读于
波兹南医科大学和麦克马斯特大
学，并获得了牙科博士（博士学
位）和医学学士学位。
Jason Sheman
杰森·谢曼（杰森·谢曼）是**比特
币的首席运营官（COO），**负
责监督代表加密资产行业的消费平
台的整体全球运营。他在公司工作
了8年以上，支持亚洲、中东、欧
洲和美国等地区的业务扩张，并在
Bitcoin.com的国际增长中发挥了
重要作用。杰森曾参与总部设在东
京的Bitcoin.com成立之初，他顺
应了公司的发展，领导了向目前全
孙 康勇
孙康勇博士（孙康永）是一桥大学
工商管理研究生院（一桥大学商学
院，ICS）的副教授，该学院是日
本领先的全球管理教育机构之一。
**明尼苏达大学卡尔森管理学院战
略管理（战略管理）博士（博士）
检索到**。研究和教育领域侧重于
hajimex
一位策略师/品牌经理，以 Web3
和生成式 AI 带来的 “重新设计信
任、价值和智能” 为主题，探索技
术与社会结构的交汇点。作为涩谷
Raul Velazquez
他拥有计算机工程师背景，并且是
Spla Labs
Website X.com
SPLA Labs通过开发集成人工智能的易于使用的Web 3.0平台，在区块链技术的大规模采用方面处于
领先地位。我们正在开发一个基于区块链的平台，以提供更流畅的捐赠体验。通过利用链上数据，可
以实现高度透明的赞助和奖学金。
4,668 日元起购买
MARCH 17, 2026
国际会议 TeamZ 峰会 2026 议程已发
布，将日本文化与 Web3 和人工智能
融为一体
「Tradition Meets Tomorrow」— 日本文化と
最先端テクノロジーが融合する2日間。日本
最大級のWeb3・AIカンファレンス 「TEAMZ
Summit 2026」 が、2026年4月7日・8日に
東京・八芳園にて開催されます。今年のテー
る、特別な2日間となります。このたび、公
式アジェンダが公開されました。（※登壇者
のスケジュール等の都合により、開催までに
内容が変更となる可能性があります。）
JANUARY 26, 2026
TEAMZ SUMMIT. Pre Event No4
TEAMZ 峰会会前活动是一项旨在开发 Web3
和人工智能生态系统的举措。由于超过90％的
交易和新的合作伙伴关系是面对面形成的，因
此TEAMZ将在本次活动之前举行一次数量有
限的交流会议，以在轻松的氛围中促进高质量
的交流。
JANUARY 23, 2026
カルダノ最大級プロジェクト・
IAGON：RoyaltyNodeローンチイ
ベント - 東京
【ネットワーキング・ディナーあり / 参加費
無料】カルダノ最大級プロジェクト・
IAGON：RoyaltyNodeローンチイベント - 東
京
JANUARY 23, 2026
カルダノ最大級プロジェクト・
IAGON：RoyaltyNodeローンチイ
ベント - 大阪
​カルダノ最大級プロジェクト・IAGON：
RoyaltyNodeローンチイベント - 大阪
JANUARY 22, 2026
是其中之一。“一张门票可以参加多个
活动”
在即将在东京举行的Web3和人工智能主要活
动 “TEAMZ SUMMIT” 中，您只需一张门票即
可参加以下所有活动。
JANUARY 22, 2026
2026 年 TEAMZ 峰会与 WaytoAGI 签
署合作协议
4月8日，由WaytoAGI主办的人工智能会议将
在八宝园举行。TEAMZ 峰会门票持有人可以
免费参加